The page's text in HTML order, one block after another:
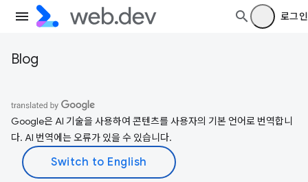
로그인
Blog
Google은 AI 기술을 사용하여 콘텐츠를 사용자의 기본 언어로 번역합니
다. AI 번역에는 오류가 있을 수 있습니다.